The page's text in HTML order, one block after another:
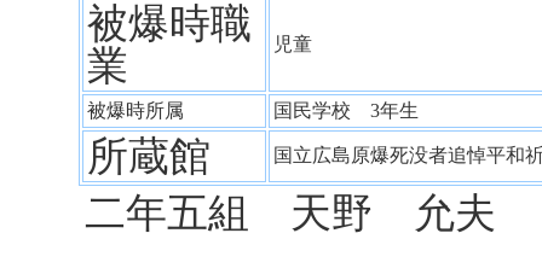
被爆時職
業
児童
被爆時所属 国民学校 3年生
所蔵館 国立広島原爆死没者追悼平
二年五組 天野 允夫